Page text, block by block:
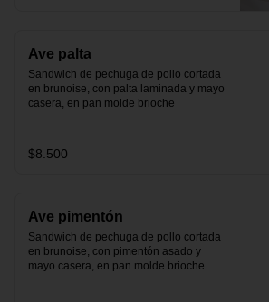
Ave palta
Sandwich de pechuga de pollo cortada
en brunoise, con palta laminada y mayo
casera, en pan molde brioche
$8.500
Ave pimentón
Sandwich de pechuga de pollo cortada
en brunoise, con pimentón asado y
mayo casera, en pan molde brioche